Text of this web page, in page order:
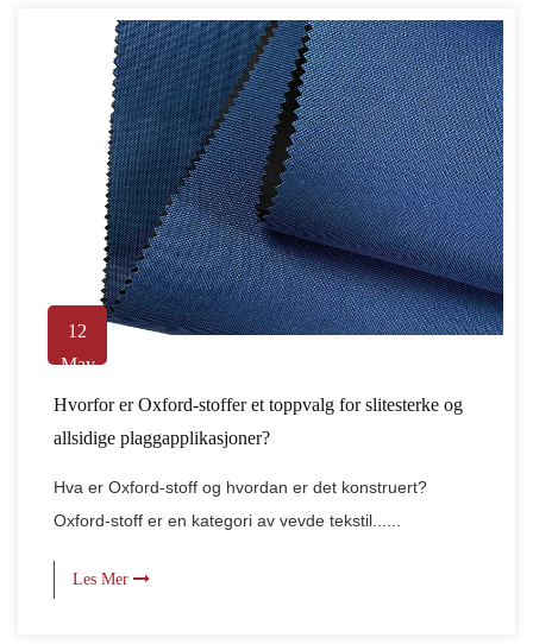
12
May
Hvorfor er Oxford-stoffer et toppvalg for slitesterke og
allsidige plaggapplikasjoner?
Hva er Oxford-stoff og hvordan er det konstruert?
Oxford-stoff er en kategori av vevde tekstil......
Les Mer